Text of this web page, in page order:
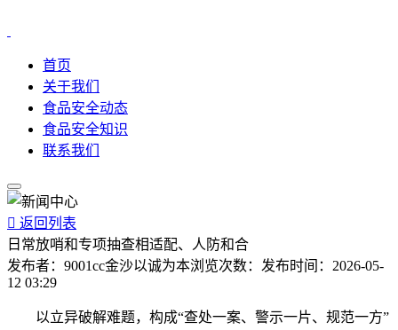
首页
关于我们
食品安全动态
食品安全知识
联系我们
 返回列表
日常放哨和专项抽查相适配、人防和合
发布者： 9001cc金沙以诚为本浏览次数： 发布时间： 2026-05-
12 03:29
以立异破解难题，构成“查处一案、警示一片、规范一方”